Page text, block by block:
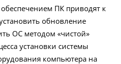
ПК приводят к
обновление
ОС методом «чистой»
установки системы
компьютера на